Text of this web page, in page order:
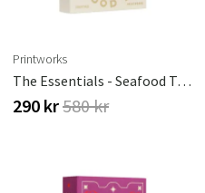
Printworks
The Essentials - Seafood Tools
290 kr580 kr